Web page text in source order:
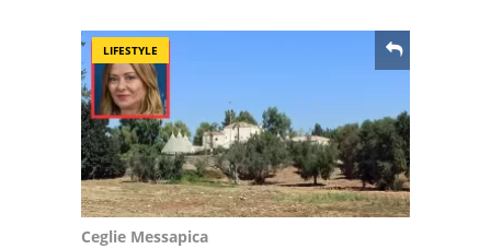
LIFESTYLE
Ceglie Messapica